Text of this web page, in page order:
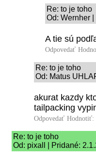
Re: to je toho
Od: Wernher
A tie sú
Odpovedať
Re: to je toho
Od: Matus
akurat kazdy
tailpacking
Odpovedať Hodnotiť:
Re: to je toho
Od: pixall | Pridané: